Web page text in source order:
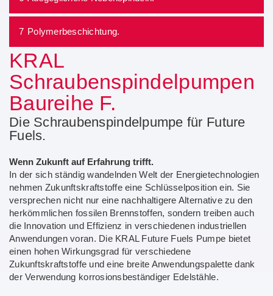
7 Polymerbeschichtung.
KRAL
Schraubenspindelpumpen
Baureihe F.
Die Schraubenspindelpumpe für Future
Fuels.
Wenn Zukunft auf Erfahrung trifft.
In der sich ständig wandelnden Welt der Energietechnologien
nehmen Zukunftskraftstoffe eine Schlüsselposition ein. Sie
versprechen nicht nur eine nachhaltigere Alternative zu den
herkömmlichen fossilen Brennstoffen, sondern treiben auch
die Innovation und Effizienz in verschiedenen industriellen
Anwendungen voran. Die KRAL Future Fuels Pumpe bietet
einen hohen Wirkungsgrad für verschiedene
Zukunftskraftstoffe und eine breite Anwendungspalette dank
der Verwendung korrosionsbeständiger Edelstähle.